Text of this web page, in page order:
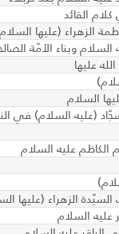
القائد
الزهراء (عليها
السلام وبناء الأمّة
عليها
السلام
(عليه السلام) في
الكاظم عليه السلام
الزهراء (عليها
عليه السلام